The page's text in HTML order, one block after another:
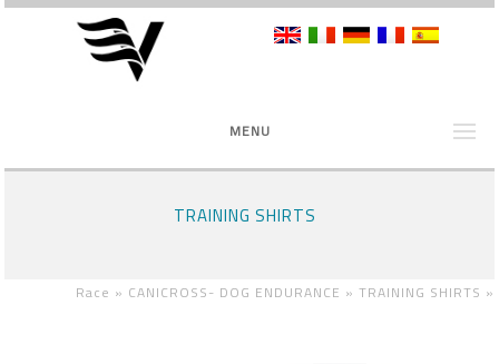
MENU
TRAINING SHIRTS
Race » CANICROSS- DOG ENDURANCE » TRAINING SHIRTS »